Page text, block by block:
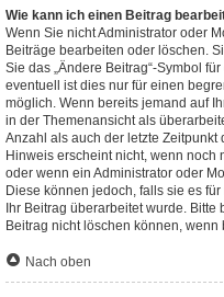
Wie kann ich einen Beitrag
Wenn Sie nicht Administrator oder
Beiträge bearbeiten oder löschen.
Sie das „Ändere Beitrag“-Symbol
eventuell ist dies nur für einen
möglich. Wenn bereits jemand auf
in der Themenansicht als
Anzahl als auch der letzte
Hinweis erscheint nicht, wenn noch
oder wenn ein Administrator oder
Diese können jedoch, falls sie es
Ihr Beitrag überarbeitet wurde.
Beitrag nicht löschen können,
Nach oben